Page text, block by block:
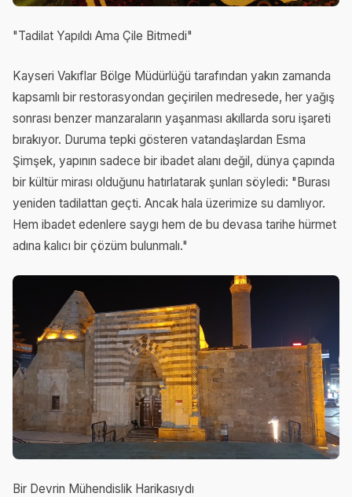
"Tadilat Yapıldı Ama Çile Bitmedi"
Kayseri Vakıflar Bölge Müdürlüğü tarafından yakın zamanda
kapsamlı bir restorasyondan geçirilen medresede, her yağış
sonrası benzer manzaraların yaşanması akıllarda soru işareti
bırakıyor. Duruma tepki gösteren vatandaşlardan Esma
Şimşek, yapının sadece bir ibadet alanı değil, dünya çapında
bir kültür mirası olduğunu hatırlatarak şunları söyledi: "Burası
yeniden tadilattan geçti. Ancak hala üzerimize su damlıyor.
Hem ibadet edenlere saygı hem de bu devasa tarihe hürmet
adına kalıcı bir çözüm bulunmalı."
Bir Devrin Mühendislik Harikasıydı